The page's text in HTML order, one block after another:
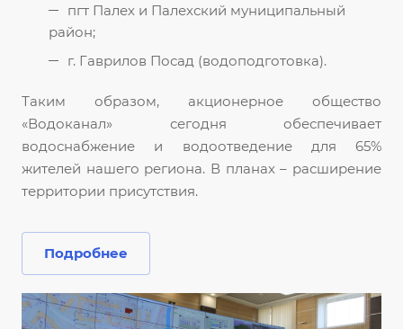
пгт Палех и Палехский муниципальный
район;
г. Гаврилов Посад (водоподготовка).
Таким образом, акционерное общество
«Водоканал» сегодня обеспечивает
водоснабжение и водоотведение для 65%
жителей нашего региона. В планах – расширение
территории присутствия.
Подробнее